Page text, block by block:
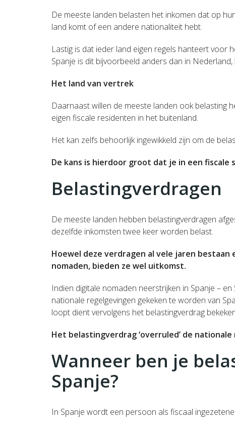
De meeste landen belasten het inkomen dat op
land komt of een andere nationaliteit hebt.
Lastig is dat ieder land eigen regels hanteert voor
Spanje is dit bijvoorbeeld anders dan in
Het land van vertrek
Daarnaast willen de meeste landen ook belasting
eigen fiscale residenten in het buitenland.
Het kan zelfs behoorlijk ingewikkeld zijn om de
De kans is hierdoor groot dat je in een fiscale
Belastingverdragen
De meeste landen hebben belastingverdragen
dezelfde inkomsten twee keer worden belast.
Hoewel deze verdragen al vele jaren
nomaden, bieden ze wel uitkomst.
Indien digitale nomaden neerstrijken in Spanje –
nationale regelgevingen gekeken te worden van
loopt dient vervolgens het belastingverdrag
Het belastingverdrag ‘overruled’ de
Wanneer ben je
Spanje?
In Spanje wordt een persoon als fiscaal